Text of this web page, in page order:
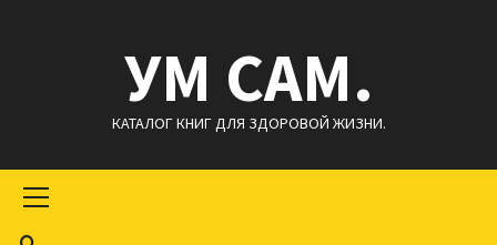
УМ САМ.
КАТАЛОГ КНИГ ДЛЯ ЗДОРОВОЙ ЖИЗНИ.
меню